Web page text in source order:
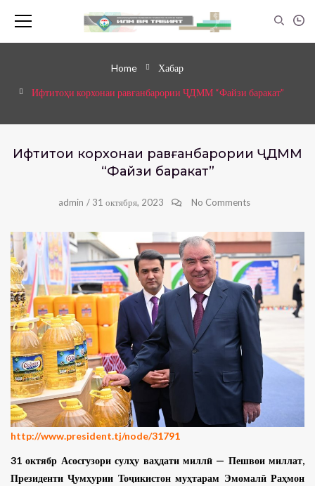
Home Хабар
Ифтитоҳи корхонаи равғанбарории ҶДММ “Файзи баракат”
Ифтитоҳи корхонаи равғанбарории ҶДММ
“Файзи баракат”
admin / 31 октября, 2023 No Comments
http://www.president.tj/node/31791
31 октябр Асосгузори сулҳу ваҳдати миллӣ — Пешвои миллат,
Президенти Ҷумҳурии Тоҷикистон муҳтарам Эмомалӣ Раҳмон